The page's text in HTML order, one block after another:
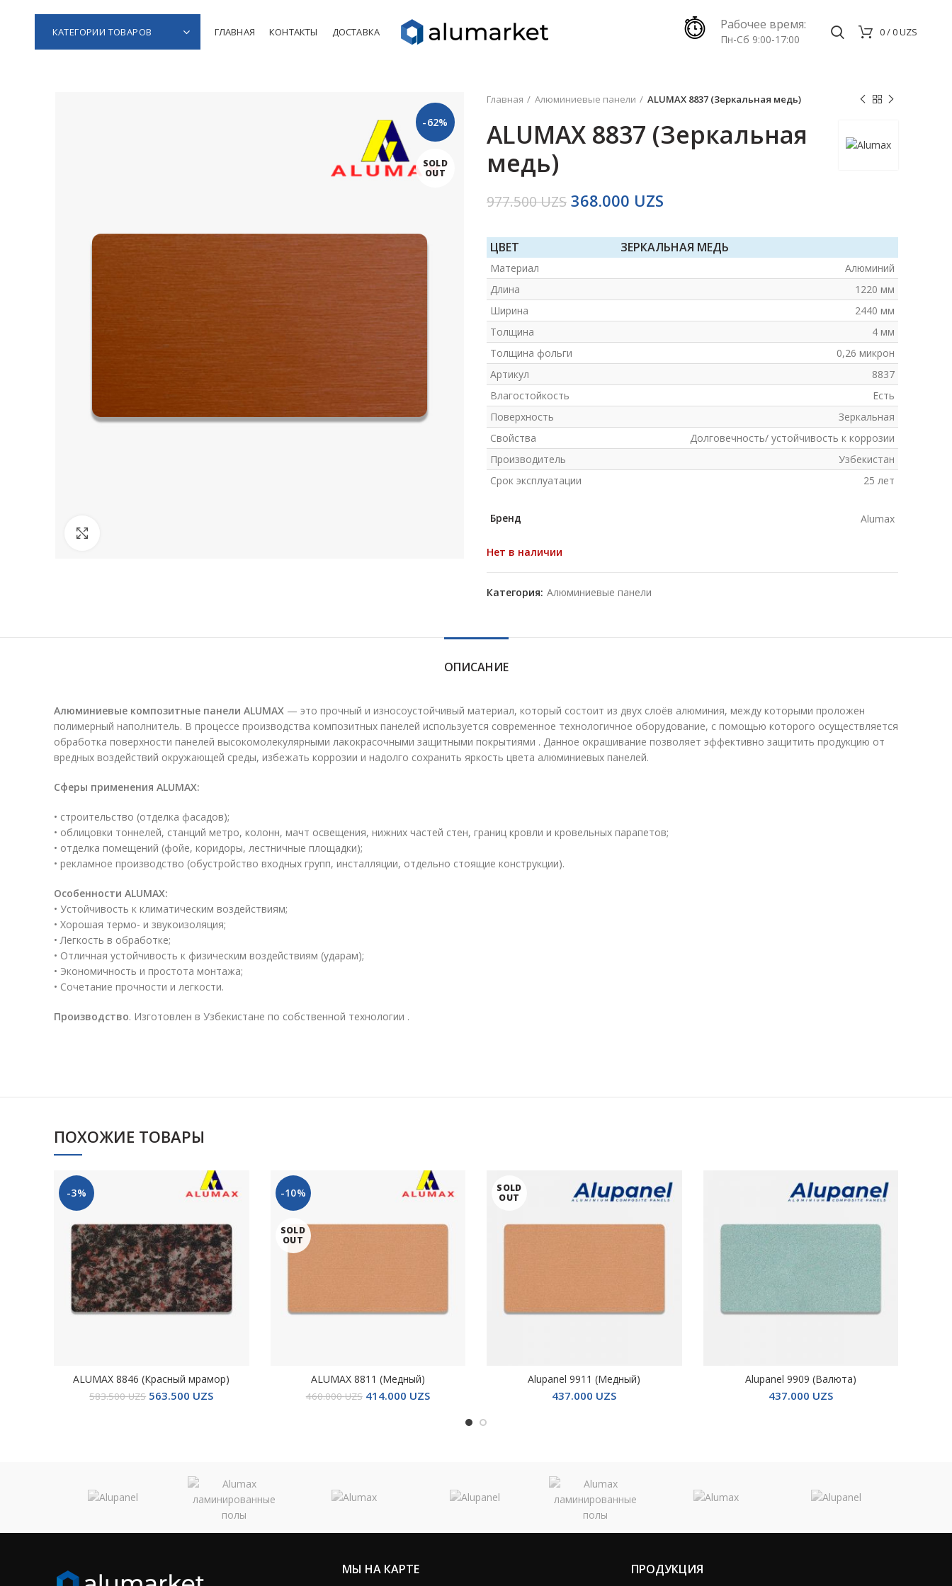
КАТЕГОРИИ ТОВАРОВ ГЛАВНАЯ КОНТАКТЫ ДОСТАВКА Рабочее время:
Пн-Сб 9:00-17:00
0/0UZS
-62%
SOLD
OUT
Главная Алюминиевые панели ALUMAX 8837 (Зеркальная медь)
ALUMAX 8837 (Зеркальная
медь)
977.500UZS 368.000 UZS
ЦВЕТ ЗЕРКАЛЬНАЯ МЕДЬ
Материал
Алюминий
Длина
1220 мм
Ширина
2440 мм
Толщина
4 мм
Толщина фольги
0,26 микрон
Артикул
8837
Влагостойкость
Есть
Поверхность
Зеркальная
Свойства
Долговечность/ устойчивость к коррозии
Производитель
Узбекистан
Срок эксплуатации
25 лет
Бренд Alumax
Нет в наличии
Категория: Алюминиевые панели
ОПИСАНИЕ
Алюминиевые композитные панели ALUMAX — это прочный и износоустойчивый материал, который состоит из двух слоёв алюминия, между которыми проложен
полимерный наполнитель. В процессе производства композитных панелей используется современное технологичное оборудование, с помощью которого осуществляется
обработка поверхности панелей высокомолекулярными лакокрасочными защитными покрытиями . Данное окрашивание позволяет эффективно защитить продукцию от
вредных воздействий окружающей среды, избежать коррозии и надолго сохранить яркость цвета алюминиевых панелей.
Сферы применения ALUMAX:
• строительство (отделка фасадов);
• облицовки тоннелей, станций метро, колонн, мачт освещения, нижних частей стен, границ кровли и кровельных парапетов;
• отделка помещений (фойе, коридоры, лестничные площадки);
• рекламное производство (обустройство входных групп, инсталляции, отдельно стоящие конструкции).
Особенности ALUMAX:
• Устойчивость к климатическим воздействиям;
• Хорошая термо- и звукоизоляция;
• Легкость в обработке;
• Отличная устойчивость к физическим воздействиям (ударам);
• Экономичность и простота монтажа;
• Сочетание прочности и легкости.
Производство. Изготовлен в Узбекистане по собственной технологии .
ПОХОЖИЕ ТОВАРЫ
-3%
В КОРЗИНУ
ALUMAX 8846 (Красный мрамор)
583.500UZS 563.500 UZS
-10%
SOLD
OUT
ПОДРОБНЕЕ
ALUMAX 8811 (Медный)
460.000UZS 414.000 UZS
SOLD
OUT
ПОДРОБНЕЕ
Alupanel 9911 (Медный)
437.000 UZS
В КОРЗИНУ
Alupanel 9909 (Валюта)
437.000 UZS
МЫ НА КАРТЕ ПРОДУКЦИЯ